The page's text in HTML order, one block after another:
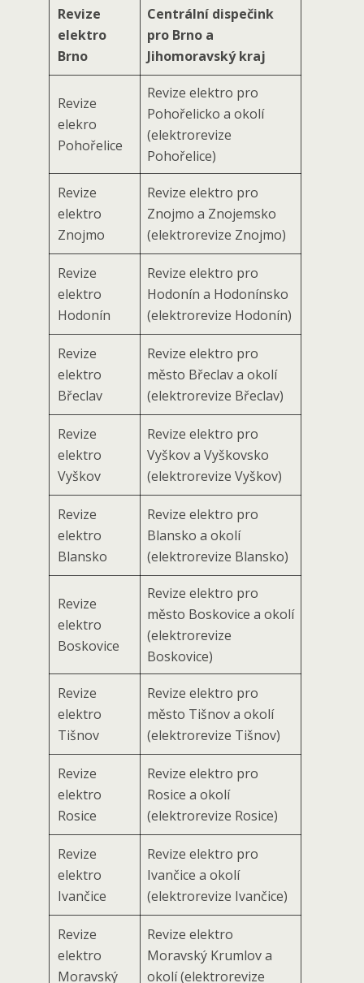
Revize
elektro
Brno
Centrální dispečink
pro Brno a
Jihomoravský kraj
Revize
elekro
Pohořelice
Revize elektro pro
Pohořelicko a okolí
(elektrorevize
Pohořelice)
Revize
elektro
Znojmo
Revize elektro pro
Znojmo a Znojemsko
(elektrorevize Znojmo)
Revize
elektro
Hodonín
Revize elektro pro
Hodonín a Hodonínsko
(elektrorevize Hodonín)
Revize
elektro
Břeclav
Revize elektro pro
město Břeclav a okolí
(elektrorevize Břeclav)
Revize
elektro
Vyškov
Revize elektro pro
Vyškov a Vyškovsko
(elektrorevize Vyškov)
Revize
elektro
Blansko
Revize elektro pro
Blansko a okolí
(elektrorevize Blansko)
Revize
elektro
Boskovice
Revize elektro pro
město Boskovice a okolí
(elektrorevize
Boskovice)
Revize
elektro
Tišnov
Revize elektro pro
město Tišnov a okolí
(elektrorevize Tišnov)
Revize
elektro
Rosice
Revize elektro pro
Rosice a okolí
(elektrorevize Rosice)
Revize
elektro
Ivančice
Revize elektro pro
Ivančice a okolí
(elektrorevize Ivančice)
Revize
elektro
Moravský
Revize elektro
Moravský Krumlov a
okolí (elektrorevize